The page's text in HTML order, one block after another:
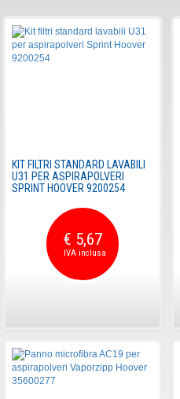
KIT FILTRI STANDARD LAVABILI
U31 PER ASPIRAPOLVERI
SPRINT HOOVER 9200254
€ 5,67